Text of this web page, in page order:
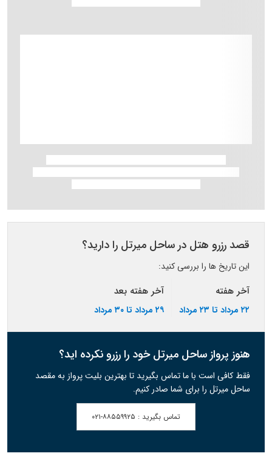
قصد رزرو هتل در ساحل میرتل را دارید؟
این تاریخ ها را بررسی کنید:
آخر هفته
۲۲ مرداد تا ۲۳ مرداد
آخر هفته بعد
۲۹ مرداد تا ۳۰ مرداد
هنوز پرواز ساحل میرتل خود را رزرو نکرده اید؟
فقط کافی است با ما تماس بگیرید تا بهترین بلیت پرواز به مقصد
ساحل میرتل را برای شما صادر کنیم.
تماس بگیرید : ۰۲۱-۸۸۵۵۹۹۲۵